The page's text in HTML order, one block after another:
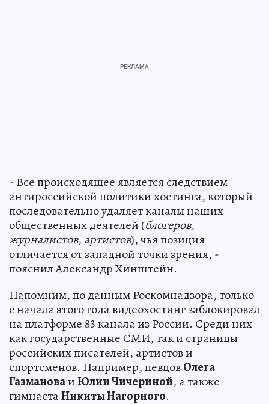
- Все происходящее является следствием
антироссийской политики хостинга, который
последовательно удаляет каналы наших
общественных деятелей (блогеров,
журналистов, артистов), чья позиция
отличается от западной точки зрения, -
пояснил Александр Хинштейн.
Напомним, по данным Роскомнадзора, только
с начала этого года видеохостинг заблокировал
на платформе 83 канала из России. Среди них
как государственные СМИ, так и страницы
российских писателей, артистов и
спортсменов. Например, певцовОлега
ГазмановаиЮлии Чичериной, а также
гимнастаНикиты Нагорного.